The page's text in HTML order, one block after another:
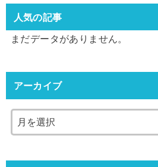
人気の記事
まだデータがありません。
アーカイブ